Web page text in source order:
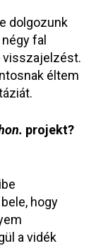
dolgozunk
fal
visszajelzést.
éltem
projekt?
hogy
a vidék